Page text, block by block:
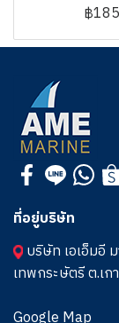
฿185
ที่อยู่บริษัท
บริษัท เอเอ็มอี
เทพกระษัตรี ต.เก
Google Map